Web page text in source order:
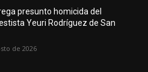
presunto homicida del
Yeuri Rodríguez de San
de 2026